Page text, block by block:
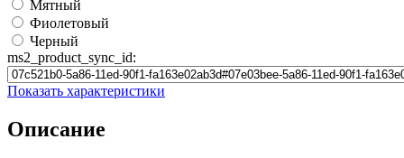
Мятный
Фиолетовый
Черный
ms2_product_sync_id:
Показать характеристики
Описание